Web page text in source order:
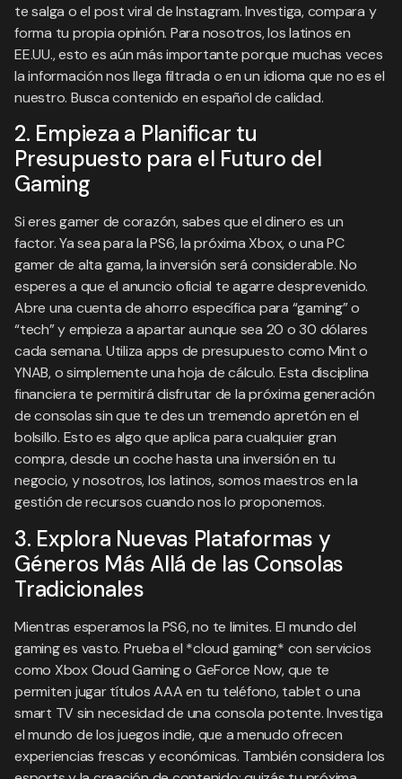
te salga o el post viral de Instagram. Investiga, compara y
forma tu propia opinión. Para nosotros, los latinos en
EE.UU., esto es aún más importante porque muchas veces
la información nos llega filtrada o en un idioma que no es el
nuestro. Busca contenido en español de calidad.
2. Empieza a Planificar tu
Presupuesto para el Futuro del
Gaming
Si eres gamer de corazón, sabes que el dinero es un
factor. Ya sea para la PS6, la próxima Xbox, o una PC
gamer de alta gama, la inversión será considerable. No
esperes a que el anuncio oficial te agarre desprevenido.
Abre una cuenta de ahorro específica para “gaming” o
“tech” y empieza a apartar aunque sea 20 o 30 dólares
cada semana. Utiliza apps de presupuesto como Mint o
YNAB, o simplemente una hoja de cálculo. Esta disciplina
financiera te permitirá disfrutar de la próxima generación
de consolas sin que te des un tremendo apretón en el
bolsillo. Esto es algo que aplica para cualquier gran
compra, desde un coche hasta una inversión en tu
negocio, y nosotros, los latinos, somos maestros en la
gestión de recursos cuando nos lo proponemos.
3. Explora Nuevas Plataformas y
Géneros Más Allá de las Consolas
Tradicionales
Mientras esperamos la PS6, no te limites. El mundo del
gaming es vasto. Prueba el *cloud gaming* con servicios
como Xbox Cloud Gaming o GeForce Now, que te
permiten jugar títulos AAA en tu teléfono, tablet o una
smart TV sin necesidad de una consola potente. Investiga
el mundo de los juegos indie, que a menudo ofrecen
experiencias frescas y económicas. También considera los